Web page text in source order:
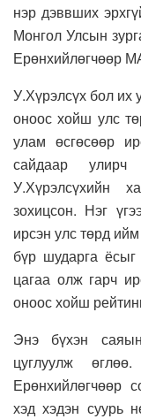
нэр дэввших
Монгол Улсын
Ерөнхийлөгчөөр
У.Хүрэлсүх бол их
оноос хойш улс
улам өсгөсөөр
сайдаар
У.Хүрэлсүхийн
зохицсон. Нэг
ирсэн улс төрд
бүр шударга
цагаа олж гарч
оноос хойш
Энэ бүхэн
цуглуулж
Ерөнхийлөгчөөр
хэд хэдэн суурь